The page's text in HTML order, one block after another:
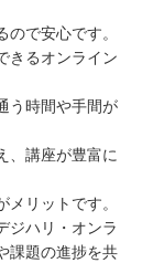
で安心です。
きるオンライン
う時間や手間が
、講座が豊富に
リットです。
ジハリ・オンラ
課題の進捗を共